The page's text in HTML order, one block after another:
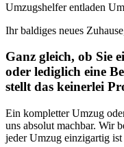
Umzugshelfer entladen
Ihr baldiges neues
Ganz gleich, ob Sie
oder lediglich eine
stellt das keinerlei
Ein kompletter Umzug
uns absolut machbar. Wir
jeder Umzug einzigartig